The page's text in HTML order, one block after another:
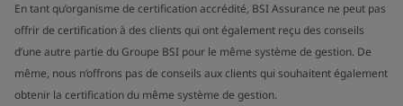
En tant qu’organisme de certification accrédité, BSI Assurance ne peut pas
offrir de certification à des clients qui ont également reçu des conseils
d’une autre partie du Groupe BSI pour le même système de gestion. De
même, nous n’offrons pas de conseils aux clients qui souhaitent également
obtenir la certification du même système de gestion.